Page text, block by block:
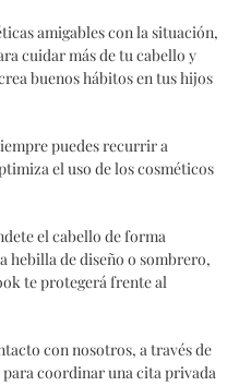
amigables con la situación,
cuidar más de tu cabello y
buenos hábitos en tus hijos
puedes recurrir a
el uso de los cosméticos
el cabello de forma
hebilla de diseño o sombrero,
te protegerá frente al
con nosotros, a través de
coordinar una cita privada